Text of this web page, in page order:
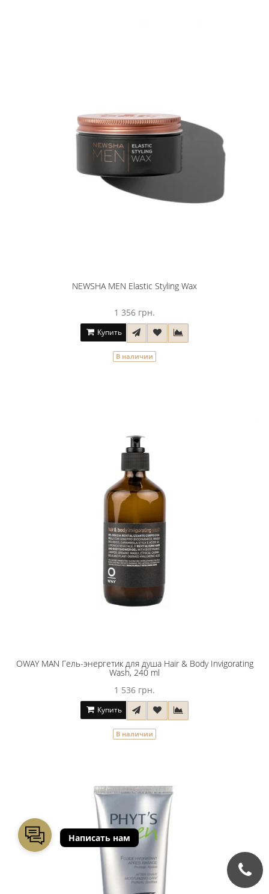
NEWSHA MEN Elastic Styling Wax
1 356 грн.
Купить
В наличии
OWAY MАN Гель-энергетик для душа Hair & Body Invigorating
Wash, 240 ml
1 536 грн.
Купить
В наличии